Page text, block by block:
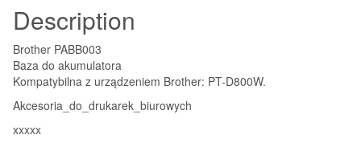
Description
Brother PABB003
Baza do akumulatora
Kompatybilna z urządzeniem Brother: PT-D800W.
Akcesoria_do_drukarek_biurowych
xxxxx